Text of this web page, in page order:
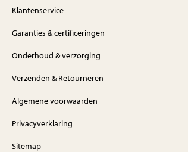
Klantenservice
Garanties & certificeringen
Onderhoud & verzorging
Verzenden & Retourneren
Algemene voorwaarden
Privacyverklaring
Sitemap